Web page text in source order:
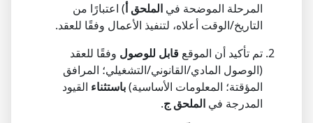
المرحلة الموضحة في الملحق أ) اعتبارًا من
التاريخ/الوقت أعلاه، لتنفيذ الأعمال وفقًا للعقد.
تم تأكيد أن الموقع قابل للوصول وفقًا للعقد
(الوصول المادي/القانوني/التشغيلي؛ المرافق
المؤقتة؛ المعلومات الأساسية)باستثناء القيود
المدرجة في الملحق ج.